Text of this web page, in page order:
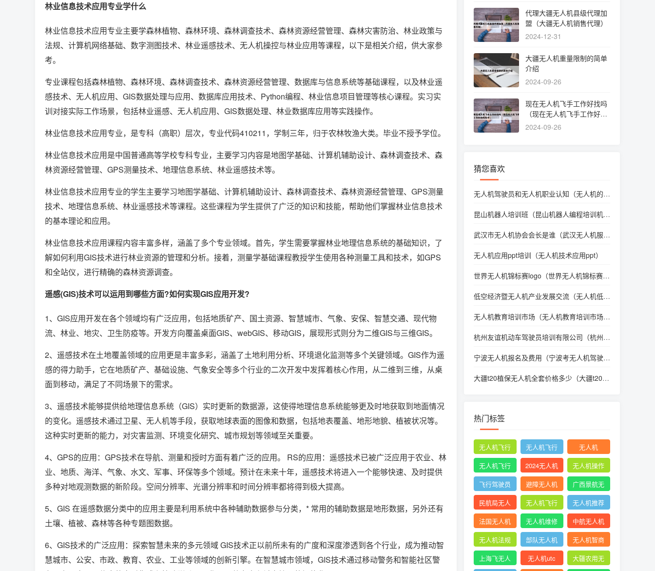
林业信息技术应用专业学什么
林业信息技术应用专业主要学森林植物、森林环境、森林调查技术、森林资源经营管理、森林灾害防治、林业政策与
法规、计算机网络基础、数字测图技术、林业遥感技术、无人机操控与林业应用等课程，以下是相关介绍，供大家参
考。
专业课程包括森林植物、森林环境、森林调查技术、森林资源经营管理、数据库与信息系统等基础课程，以及林业遥
感技术、无人机应用、GIS数据处理与应用、数据库应用技术、Python编程、林业信息项目管理等核心课程。实习实
训对接实际工作场景，包括林业遥感、无人机应用、GIS数据处理、林业数据库应用等实践操作。
林业信息技术应用专业，是专科（高职）层次，专业代码410211，学制三年，归于农林牧渔大类。毕业不授予学位。
林业信息技术应用是中国普通高等学校专科专业，主要学习内容是地图学基础、计算机辅助设计、森林调查技术、森
林资源经营管理、GPS测量技术、地理信息系统、林业遥感技术等。
林业信息技术应用专业的学生主要学习地图学基础、计算机辅助设计、森林调查技术、森林资源经营管理、GPS测量
技术、地理信息系统、林业遥感技术等课程。这些课程为学生提供了广泛的知识和技能，帮助他们掌握林业信息技术
的基本理论和应用。
林业信息技术应用课程内容丰富多样，涵盖了多个专业领域。首先，学生需要掌握林业地理信息系统的基础知识，了
解如何利用GIS技术进行林业资源的管理和分析。接着，测量学基础课程教授学生使用各种测量工具和技术，如GPS
和全站仪，进行精确的森林资源调查。
遥感(GIS)技术可以运用到哪些方面?如何实现GIS应用开发?
1、GIS应用开发在各个领域均有广泛应用，包括地质矿产、国土资源、智慧城市、气象、安保、智慧交通、现代物
流、林业、地灾、卫生防疫等。开发方向覆盖桌面GIS、webGIS、移动GIS，展现形式则分为二维GIS与三维GIS。
2、遥感技术在土地覆盖领域的应用更是丰富多彩，涵盖了土地利用分析、环境退化监测等多个关键领域。GIS作为遥
感的得力助手，它在地质矿产、基础设施、气象安全等多个行业的二次开发中发挥着核心作用，从二维到三维，从桌
面到移动，满足了不同场景下的需求。
3、遥感技术能够提供给地理信息系统（GIS）实时更新的数据源，这使得地理信息系统能够更及时地获取到地面情况
的变化。遥感技术通过卫星、无人机等手段，获取地球表面的图像和数据，包括地表覆盖、地形地貌、植被状况等。
这种实时更新的能力，对灾害监测、环境变化研究、城市规划等领域至关重要。
4、GPS的应用：GPS技术在导航、测量和授时方面有着广泛的应用。 RS的应用：遥感技术已被广泛应用于农业、林
业、地质、海洋、气象、水文、军事、环保等多个领域。预计在未来十年，遥感技术将进入一个能够快速、及时提供
多种对地观测数据的新阶段。空间分辨率、光谱分辨率和时间分辨率都将得到极大提高。
5、GIS 在遥感数据分类中的应用主要是利用系统中各种辅助数据参与分类，* 常用的辅助数据是地形数据，另外还有
土壤、植被、森林等各种专题图数据。
6、GIS技术的广泛应用：探索智慧未来的多元领域 GIS技术正以前所未有的广度和深度渗透到各个行业，成为推动智
慧城市、公安、市政、教育、农业、工业等领域的创新引擎。在智慧城市领域，GIS技术通过移动警务和智能社区警
代理大疆无人机县级代理加
盟（大疆无人机销售代理）
2024-12-31
大疆无人机重量限制的简单
介绍
2024-09-26
现在无人机飞手工作好找吗
（现在无人机飞手工作好找
吗知乎）
2024-09-26
猜您喜欢
无人机驾驶员和无人机职业认知（无人机的职
昆山机器人培训班（昆山机器人编程培训机构
武汉市无人机协会会长是谁（武汉无人机服务
无人机应用ppt培训（无人机技术应用ppt）
世界无人机锦标赛logo（世界无人机锦标赛直
低空经济暨无人机产业发展交流（无人机低空
无人机教育培训市场（无人机教育培训市场分
杭州友谊机动车驾驶员培训有限公司（杭州友
宁波无人机报名及费用（宁波考无人机驾驶
大疆t20植保无人机全套价格多少（大疆t20植
热门标签
无人机飞行
时收起襟翼
无人机飞行
申请
无人机
无人机飞行
申报
2024无人机
新规
无人机操作
手册
飞行驾驶员
操纵无人机
坡度转弯时
避障无人机
广西景航无
人机有限公
司官网首页
民航局无人
机
无人机飞行
控制系统中
的pid控制器
无人机推荐
知乎
法国无人机 无人机维修
中航无人机
成都
无人机法规 部队无人机
无人机智商
税
上海飞无人
无人机utc
大疆农用无